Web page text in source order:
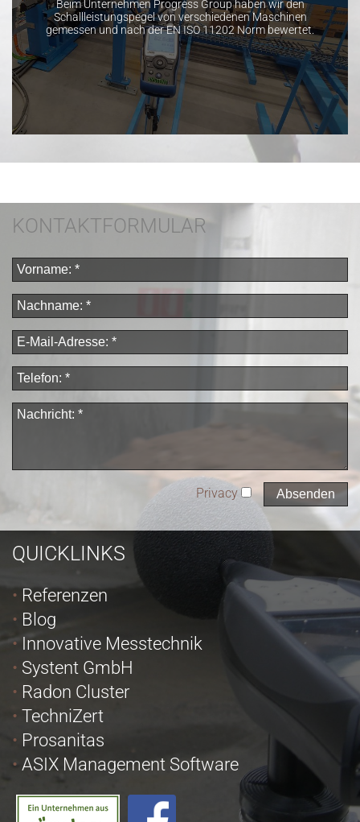
Beim Unternehmen Progress Group haben wir den
Schallleistungspegel von verschiedenen Maschinen
gemessen und nach der EN ISO 11202 Norm bewertet.
KONTAKTFORMULAR
Privacy
QUICKLINKS
Referenzen
Blog
Innovative Messtechnik
Systent GmbH
Radon Cluster
TechniZert
Prosanitas
ASIX Management Software